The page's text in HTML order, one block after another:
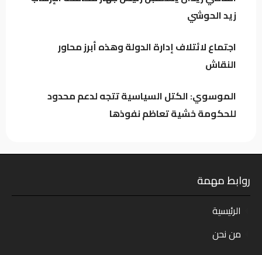
زيد الحوشي
اجتماع لائتلاف إدارة الدولة وهذه أبرز محاور
النقاش
الموسوي: الكتل السياسية تتجه لدعم محدود
للحكومة خشية تعاظم نفوذها
روابط مهمة
الرئيسية
من نحن